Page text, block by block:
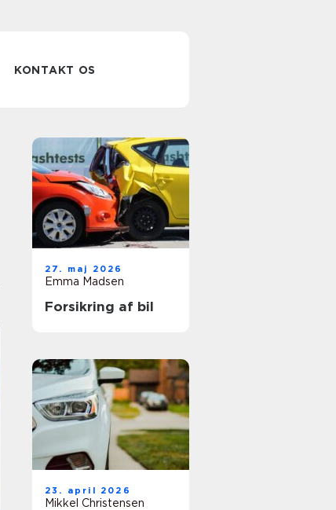
KONTAKT OS
27. maj 2026
Emma Madsen
Forsikring af bil
23. april 2026
Mikkel Christensen